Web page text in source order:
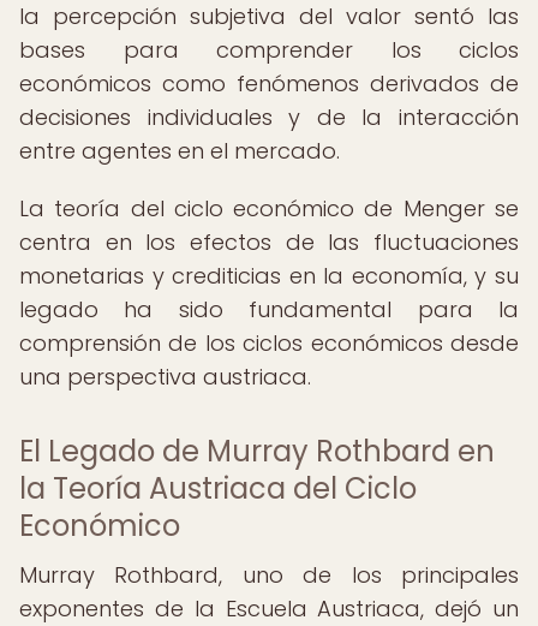
la percepción subjetiva del valor sentó las
bases para comprender los ciclos
económicos como fenómenos derivados de
decisiones individuales y de la interacción
entre agentes en el mercado.
La teoría del ciclo económico de Menger se
centra en los efectos de las fluctuaciones
monetarias y crediticias en la economía, y su
legado ha sido fundamental para la
comprensión de los ciclos económicos desde
una perspectiva austriaca.
El Legado de Murray Rothbard en
la Teoría Austriaca del Ciclo
Económico
Murray Rothbard, uno de los principales
exponentes de la Escuela Austriaca, dejó un